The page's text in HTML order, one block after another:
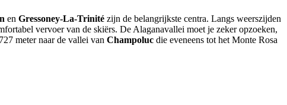
en Gressoney-La-Trinité zijn de belangrijkste centra. Langs weerszijden
vervoer van de skiërs. De Alaganavallei moet je zeker opzoeken,
meter naar de vallei van Champoluc die eveneens tot het Monte Rosa